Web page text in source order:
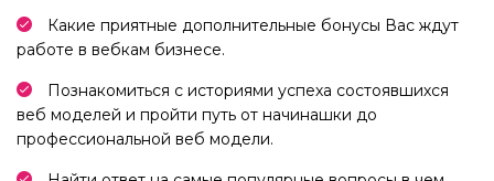
Какие приятные дополнительные бонусы Вас ждут
работе в вебкам бизнесе.
Познакомиться с историями успеха состоявшихся
веб моделей и пройти путь от начинашки до
профессиональной веб модели.